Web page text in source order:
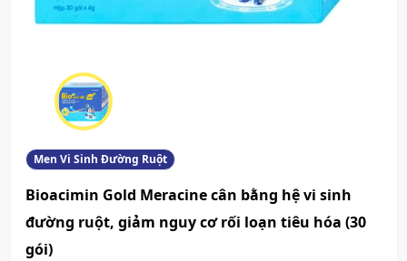
Men Vi Sinh Đường Ruột
Bioacimin Gold Meracine cân bằng hệ vi sinh
đường ruột, giảm nguy cơ rối loạn tiêu hóa (30
gói)